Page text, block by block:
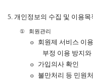
5. 개인정보의 수집 및 이용목
① 회원관리
o 회원제 서비스 이
부정 이용 방지
o
가입의사 확인
o
불만처리 등 민원